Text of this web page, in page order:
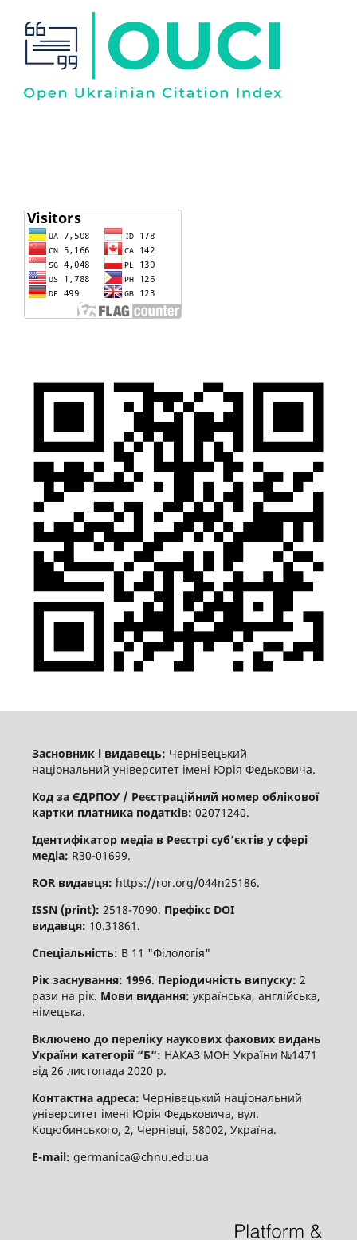
Засновник і видавець: Чернівецький
національний університет імені Юрія Федьковича.
Код за ЄДРПОУ / Реєстраційний номер облікової
картки платника податків: 02071240.
Ідентифікатор медіа в Реєстрі суб’єктів у сфері
медіа: R30-01699.
ROR видавця: https://ror.org/044n25186.
ISSN (print): 2518-7090. Префікс DOI
видавця: 10.31861.
Спеціальність: В 11 "Філологія"
Рік заснування: 1996. Періодичність випуску: 2
рази на рік. Мови видання: українська, англійська,
німецька.
Включено до переліку наукових фахових видань
України категорії “Б“: НАКАЗ МОН України №1471
від 26 листопада 2020 р.
Контактна адреса: Чернівецький національний
університет імені Юрія Федьковича, вул.
Коцюбинського, 2, Чернівці, 58002, Україна.
E-mail: germanica@chnu.edu.ua